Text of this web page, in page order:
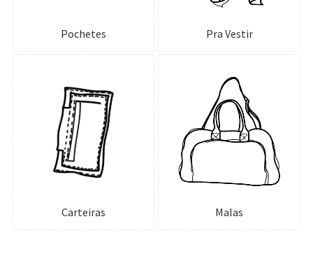
Pochetes Pra Vestir
Carteiras Malas